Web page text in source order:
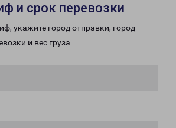
и срок перевозки
укажите город отправки, город
и вес груза.